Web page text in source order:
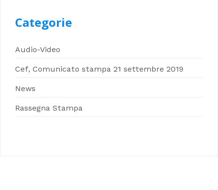
Categorie
Audio-Video
Cef, Comunicato stampa 21 settembre 2019
News
Rassegna Stampa